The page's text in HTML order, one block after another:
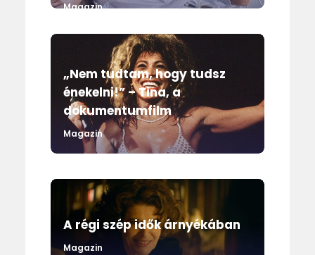
Magazin
„Nem tudtam, hogy tudsz
énekelni!” – Tina, a
dokumentumfilm
Magazin
A régi szép idők árnyékában
Magazin